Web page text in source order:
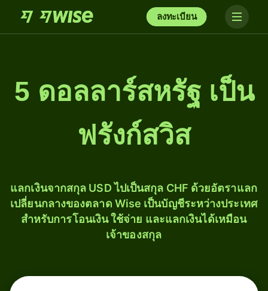
ลงทะเบียน
5 ดอลลาร์สหรัฐ เป็น
ฟรังก์สวิส
แลกเงินจากสกุล USD ไปเป็นสกุล CHF ด้วยอัตราแลก
เปลี่ยนกลางของตลาด Wise เป็นบัญชีระหว่างประเทศ
สำหรับการโอนเงิน ใช้จ่าย และแลกเงินได้เหมือน
เจ้าของสกุล